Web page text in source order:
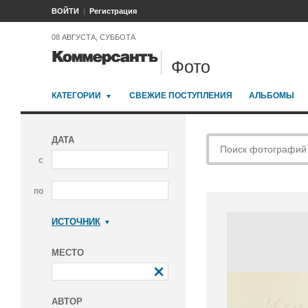
ВОЙТИ Регистрация
08 АВГУСТА, СУББОТА
Фото
КАТЕГОРИИ СВЕЖИЕ ПОСТУПЛЕНИЯ АЛЬБОМЫ
ДАТА
с
по
ИСТОЧНИК
МЕСТО
АВТОР